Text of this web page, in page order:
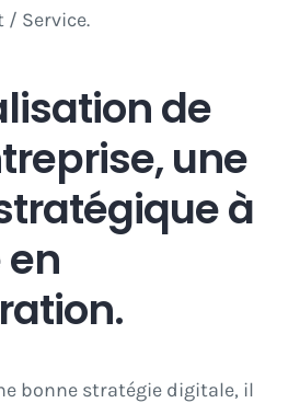
Service.
de
une
à
bonne stratégie digitale, il